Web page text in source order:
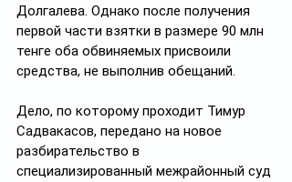
Долгалева. Однако после получения
первой части взятки в размере 90 млн
тенге оба обвиняемых присвоили
средства, не выполнив обещаний.
Дело, по которому проходит Тимур
Садвакасов, передано на новое
разбирательство в
специализированный межрайонный суд